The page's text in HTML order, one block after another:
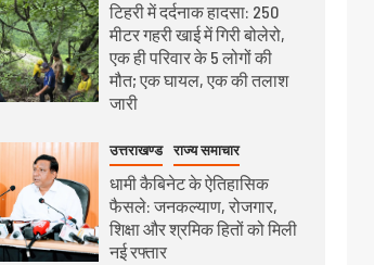
टिहरी में दर्दनाक हादसा: 250
मीटर गहरी खाई में गिरी बोलेरो,
एक ही परिवार के 5 लोगों की
मौत; एक घायल, एक की तलाश
जारी
उत्तराखण्ड राज्य समाचार
धामी कैबिनेट के ऐतिहासिक
फैसले: जनकल्याण, रोजगार,
शिक्षा और श्रमिक हितों को मिली
नई रफ्तार